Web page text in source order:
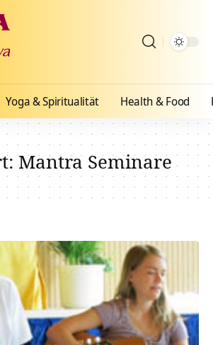
Yoga & Spiritualität Health & Food
Mantra Seminare